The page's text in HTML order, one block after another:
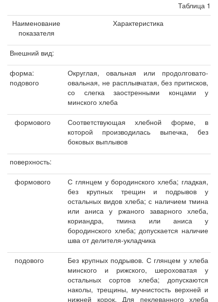
Таблица 1
Наименование
показателя
Характеристика
Внешний вид:
форма:
подового
Округлая, овальная или продолговато-
овальная, не расплывчатая, без притисков,
со слегка заостренными концами у
минского хлеба
формового
Соответствующая хлебной форме, в
которой производилась выпечка, без
боковых выплывов
поверхность:
формового
С глянцем у бородинского хлеба; гладкая,
без крупных трещин и подрывов у
остальных видов хлеба; с наличием тмина
или аниса у ржаного заварного хлеба,
кориандра, тмина или аниса у
бородинского хлеба; допускается наличие
шва от делителя-укладчика
подового
Без крупных подрывов. С глянцем у хлеба
минского и рижского, шероховатая у
остальных сортов хлеба; допускаются
наколы, трещины, мучнистость верхней и
нижней корок. Для пеклеванного хлеба